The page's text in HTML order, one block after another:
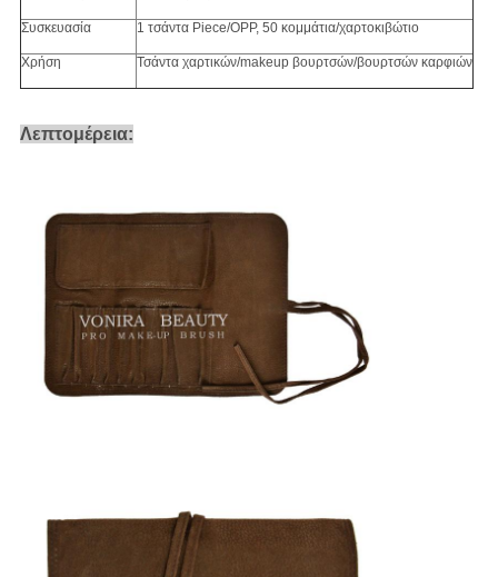
Συσκευασία 1 τσάντα Piece/OPP, 50 κομμάτια/χαρτοκιβώτιο
Χρήση Τσάντα χαρτικών/makeup βουρτσών/βουρτσών καρφιών
Λεπτομέρεια: